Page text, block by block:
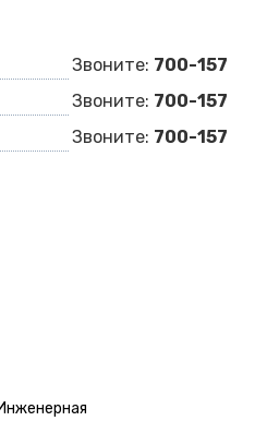
Звоните: 700-157
Звоните: 700-157
Звоните: 700-157